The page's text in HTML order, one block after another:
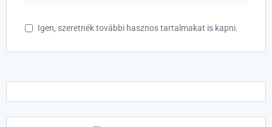
Igen, szeretnék további hasznos tartalmakat is kapni.